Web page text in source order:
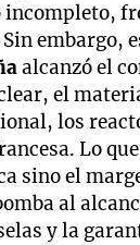
embargo,
alcanzó el
el
los
Lo
sino el
al
y la